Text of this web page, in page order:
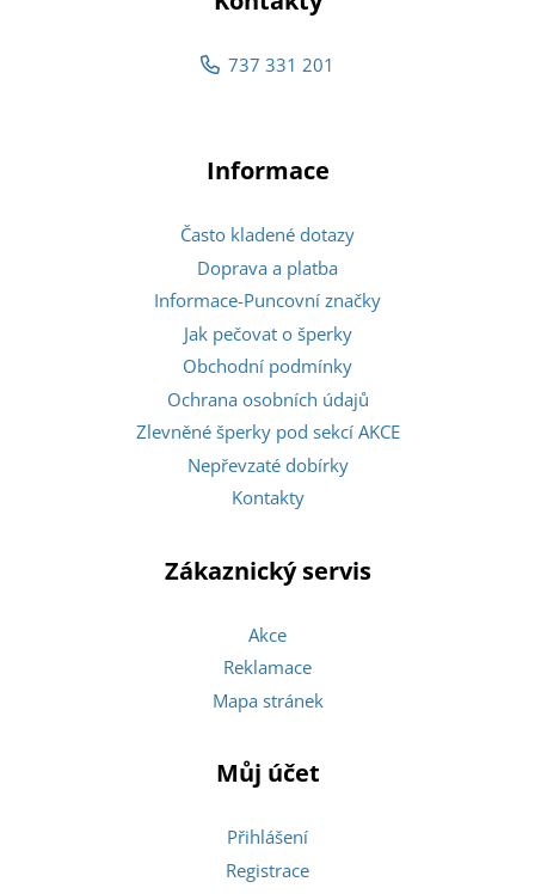
737 331 201
Informace
Často kladené dotazy
Doprava a platba
Informace-Puncovní značky
Jak pečovat o šperky
Obchodní podmínky
Ochrana osobních údajů
Zlevněné šperky pod sekcí AKCE
Nepřevzaté dobírky
Kontakty
Zákaznický servis
Akce
Reklamace
Mapa stránek
Můj účet
Přihlášení
Registrace